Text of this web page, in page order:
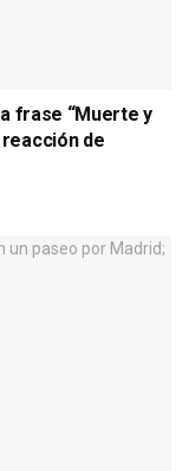
frase “Muerte y
de